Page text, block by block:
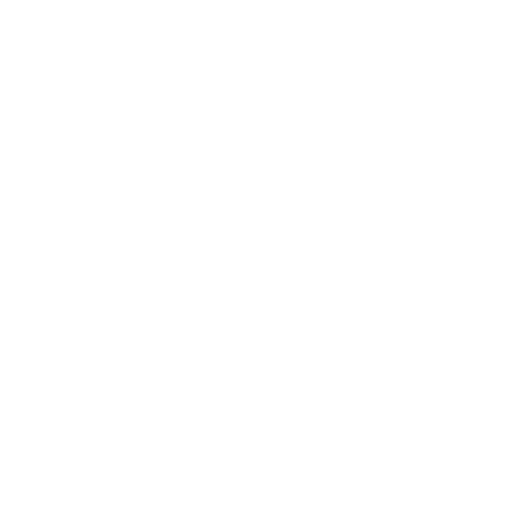
news,financial news,loan,bank news, madhesh khabar
news,financial news,loan,bank news, madhesh khabar